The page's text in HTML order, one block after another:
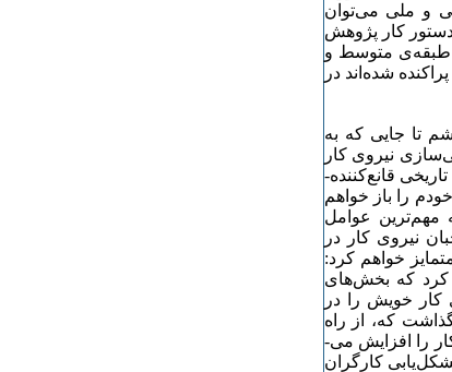
و ملی می­‌توان
دستور کار پژوهش­‌
طبقه‌­ی متوسط و
شده‌­اند در
تا جایی که به
نیروی کار
قانع‌­کننده‌­
را باز خواهم
مهم‌­ترین عوامل
نیروی کار در
خواهم کرد:
کرد که بخش‌­های
خویش را در
که، از راه
را افزایش می‌­
کارگران